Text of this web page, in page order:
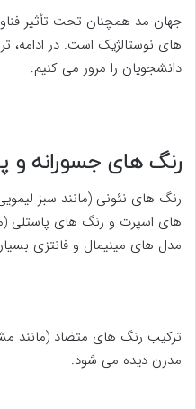
جهان مد همچنان تحت تأثیر
های نوستالژیک است. در ادامه،
دانشجویان را مرور می کنیم:
رنگ های جسورانه و
رنگ های نئونی (مانند سبز
های اسپرت و رنگ های پاستلی
مدل های مینیمال و فانتزی
ترکیب رنگ های متضاد (مانند
مدرن دیده می شود.